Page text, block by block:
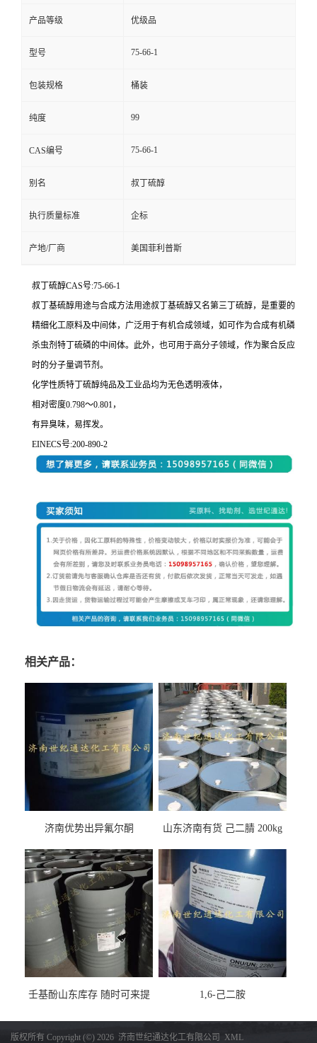
产品等级 优级品
型号 75-66-1
包装规格 桶装
纯度 99
CAS编号 75-66-1
别名 叔丁硫醇
执行质量标准 企标
产地/厂商 美国菲利普斯
叔丁硫醇CAS号:75-66-1
叔丁基硫醇用途与合成方法用途叔丁基硫醇又名第三丁硫醇，是重要的
精细化工原料及中间体，广泛用于有机合成领域，如可作为合成有机磷
杀虫剂特丁硫磷的中间体。此外，也可用于高分子领域，作为聚合反应
时的分子量调节剂。
化学性质特丁硫醇纯品及工业品均为无色透明液体，
相对密度0.798～0.801，
有异臭味，易挥发。
EINECS号:200-890-2
相关产品：
济南优势出异氟尔酮
山东济南有货 己二腈 200kg
壬基酚山东库存 随时可来提
1,6-己二胺
版权所有 Copyright (©) 2026 济南世纪通达化工有限公司 XML